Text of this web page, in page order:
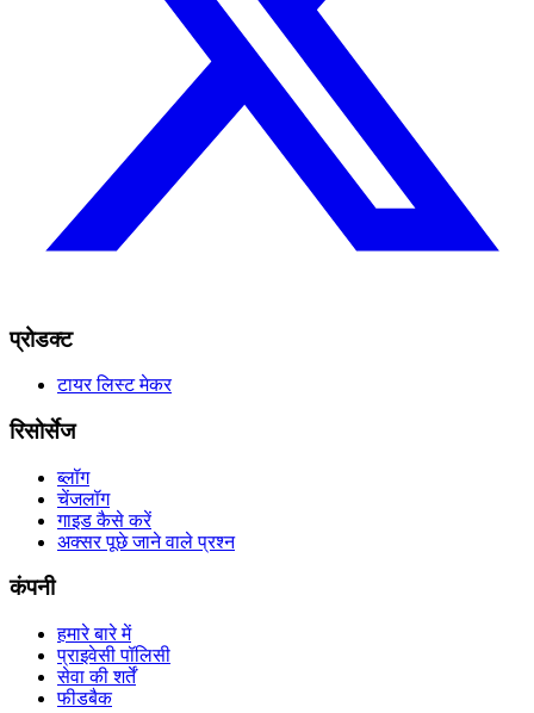
प्रोडक्ट
टायर लिस्ट मेकर
रिसोर्सेज
ब्लॉग
चेंजलॉग
गाइड कैसे करें
अक्सर पूछे जाने वाले प्रश्न
कंपनी
हमारे बारे में
प्राइवेसी पॉलिसी
सेवा की शर्तें
फीडबैक